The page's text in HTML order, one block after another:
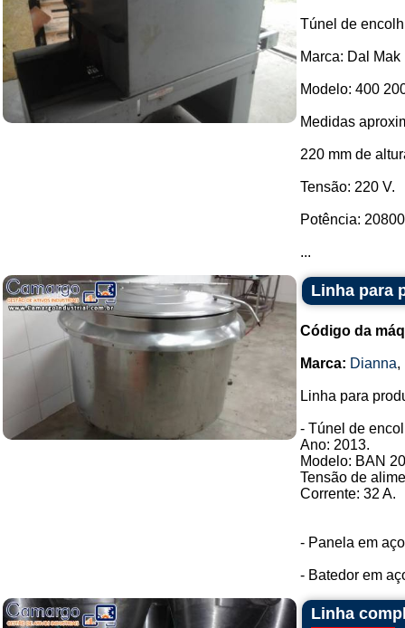
Túnel de
Marca: Dal Mak
Modelo: 400
Medidas
220 mm de
Tensão: 220 V.
Potência:
...
Linha para
Código da
Marca: Dianna,
Linha para
- Túnel de
Ano: 2013.
Modelo: BAN
Tensão de
Corrente: 32 A.
- Panela em
- Batedor em
Linha